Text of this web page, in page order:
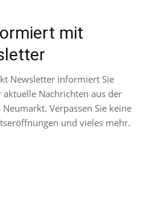
mit
Newsletter informiert Sie
Nachrichten aus der
Verpassen Sie keine
und vieles mehr.